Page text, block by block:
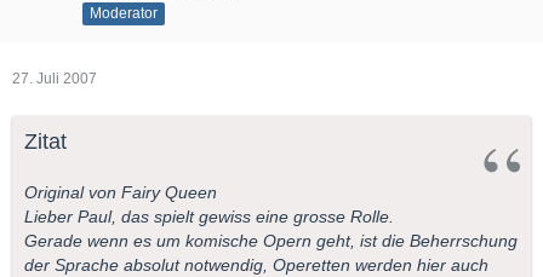
Moderator
27. Juli 2007
Zitat
Original von Fairy Queen
Lieber Paul, das spielt gewiss eine grosse Rolle.
Gerade wenn es um komische Opern geht, ist die Beherrschung
der Sprache absolut notwendig, Operetten werden hier auch